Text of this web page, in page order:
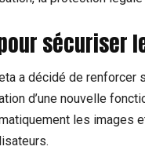
sécuriser
a décidé de
d’une nouvelle
les images